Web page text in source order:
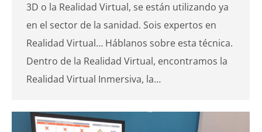
3D o la Realidad Virtual, se están utilizando ya
en el sector de la sanidad. Sois expertos en
Realidad Virtual… Háblanos sobre esta técnica.
Dentro de la Realidad Virtual, encontramos la
Realidad Virtual Inmersiva, la…